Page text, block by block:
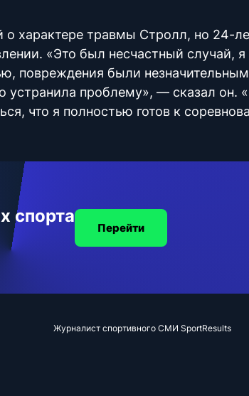
характере травмы Стролл, но 24-
«Это был несчастный случай, я
повреждения были
устранила проблему», — сказал он.
что я полностью готов к
спорта
Перейти
Журналист спортивного СМИ SportResults